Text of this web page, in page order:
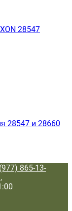
28547
28547 и 28660
865-13-